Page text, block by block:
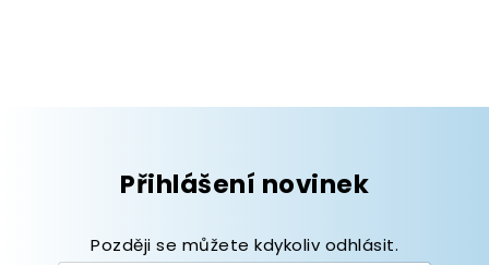
Přihlášení novinek
Později se můžete kdykoliv odhlásit.